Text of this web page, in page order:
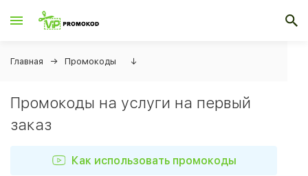
Главная Промокоды ↓
Промокоды на услуги на первый
заказ
Как использовать промокоды